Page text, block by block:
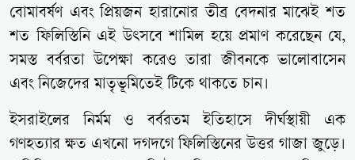
বোমাবর্ষণ এবং প্রিয়জন হারানোর তীব্র বেদনার মাঝেই শত
শত ফিলিস্তিনি এই উৎসবে শামিল হয়ে প্রমাণ করেছেন যে,
সমস্ত বর্বরতা উপেক্ষা করেও তারা জীবনকে ভালোবাসেন
এবং নিজেদের মাতৃভূমিতেই টিকে থাকতে চান।
ইসরাইলের নির্মম ও বর্বরতম ইতিহাসে দীর্ঘস্থায়ী এক
গণহত্যার ক্ষত এখনো দগদগে ফিলিস্তিনের উত্তর গাজা জুড়ে।